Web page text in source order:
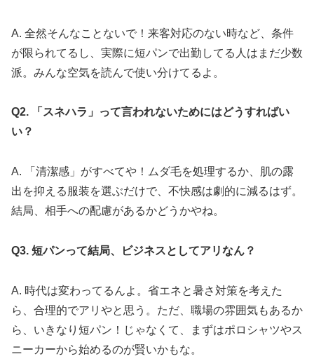
A. 全然そんなことないで！来客対応のない時など、条件
が限られてるし、実際に短パンで出勤してる人はまだ少数
派。みんな空気を読んで使い分けてるよ。
Q2. 「スネハラ」って言われないためにはどうすればい
い？
A. 「清潔感」がすべてや！ムダ毛を処理するか、肌の露
出を抑える服装を選ぶだけで、不快感は劇的に減るはず。
結局、相手への配慮があるかどうかやね。
Q3. 短パンって結局、ビジネスとしてアリなん？
A. 時代は変わってるんよ。省エネと暑さ対策を考えた
ら、合理的でアリやと思う。ただ、職場の雰囲気もあるか
ら、いきなり短パン！じゃなくて、まずはポロシャツやス
ニーカーから始めるのが賢いかもな。